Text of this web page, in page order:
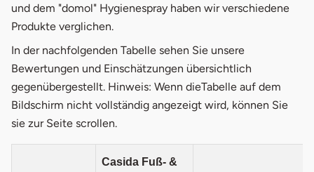
und dem "domol" Hygienespray haben wir verschiedene
Produkte verglichen.
In der nachfolgenden Tabelle sehen Sie unsere
Bewertungen und Einschätzungen übersichtlich
gegenübergestellt. Hinweis: Wenn dieTabelle auf dem
Bildschirm nicht vollständig angezeigt wird, können Sie
sie zur Seite scrollen.
Casida Fuß- &